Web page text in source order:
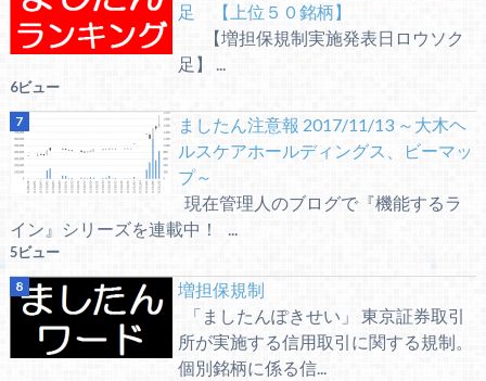
足 【上位５０銘柄】
【増担保規制実施発表日ロウソク
足】 ...
6ビュー
ましたん注意報 2017/11/13 ～大木ヘ
ルスケアホールディングス、ビーマッ
プ～
現在管理人のブログで『機能するラ
イン』シリーズを連載中！ ...
5ビュー
増担保規制
「ましたんぽきせい」 東京証券取引
所が実施する信用取引に関する規制。
個別銘柄に係る信...